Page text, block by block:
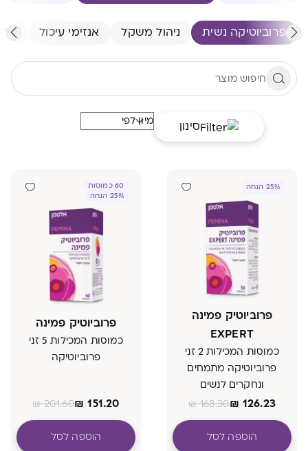
פרוביוטיקה נשית ניהול משקל אנזימי עיכול
סינון
25% הנחה
פרוביוטיק פמינה
EXPERT
כמוסות המכילות 2 זני
פרוביוטיקה מתמחים
ונחקרים לנשים
הרכב ייחודי
₪ 126.23
₪168.30
הוספה לסל
60 כמוסות
25% הנחה
פרוביוטיק פמינה
כמוסות המכילות 5 זני
פרוביוטיקה
₪ 151.20
₪201.60
הוספה לסל